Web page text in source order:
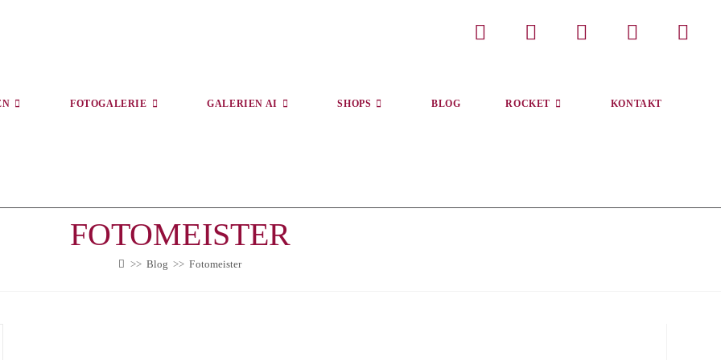
FOTOGALERIE GALERIEN AI SHOPS BLOG ROCKET KONTAKT
FOTOMEISTER
>> Blog >> Fotomeister